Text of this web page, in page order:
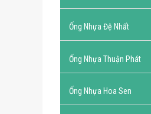
Ống Nhựa Đệ Nhất
Ống Nhựa Thuận Phát
Ống Nhựa Hoa Sen